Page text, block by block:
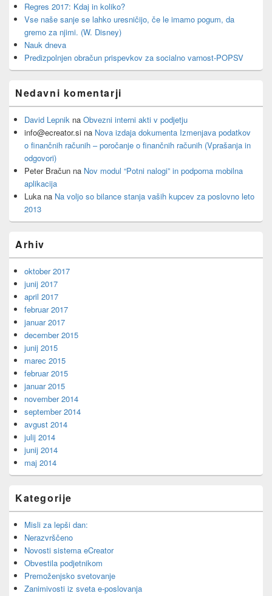
Regres 2017: Kdaj in koliko?
Vse naše sanje se lahko uresničijo, če le imamo pogum, da
gremo za njimi. (W. Disney)
Nauk dneva
Predizpolnjen obračun prispevkov za socialno varnost-POPSV
Nedavni komentarji
David Lepnik na Obvezni interni akti v podjetju
info@ecreator.si na Nova izdaja dokumenta Izmenjava podatkov
o finančnih računih – poročanje o finančnih računih (Vprašanja in
odgovori)
Peter Bračun na Nov modul “Potni nalogi” in podporna mobilna
aplikacija
Luka na Na voljo so bilance stanja vaših kupcev za poslovno leto
2013
Arhiv
oktober 2017
junij 2017
april 2017
februar 2017
januar 2017
december 2015
junij 2015
marec 2015
februar 2015
januar 2015
november 2014
september 2014
avgust 2014
julij 2014
junij 2014
maj 2014
Kategorije
Misli za lepši dan:
Nerazvrščeno
Novosti sistema eCreator
Obvestila podjetnikom
Premoženjsko svetovanje
Zanimivosti iz sveta e-poslovanja